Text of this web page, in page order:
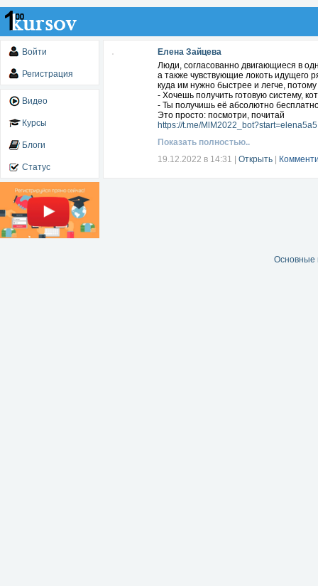
Войти
Регистрация
Видео
Курсы
Блоги
Статус
Елена Зайцева
Люди, согласованно двигающиеся в
а также чувствующие локоть идущего
куда им нужно быстрее и легче,
- Хочешь получить готовую систему,
- Ты получишь её абсолютно
Это просто: посмотри, почитай
https://t.me/MlM2022_bot?start=elena5a5
Показать полностью..
19.12.2022 в 14:31
Открыть
Основные